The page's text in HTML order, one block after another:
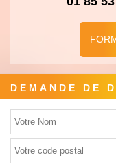
DEMANDE DE